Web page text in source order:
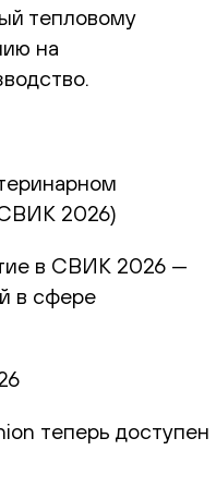
тепловому
на
2026)
в СВИК 2026 —
в сфере
теперь доступен